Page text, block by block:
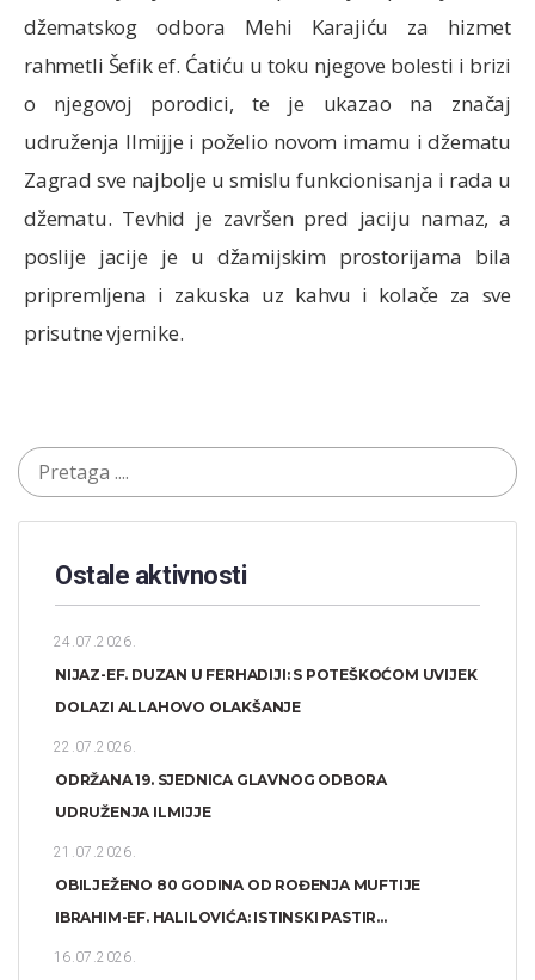
džematskog odbora Mehi Karajiću za hizmet
rahmetli Šefik ef. Ćatiću u toku njegove bolesti i brizi
o njegovoj porodici, te je ukazao na značaj
udruženja Ilmijje i poželio novom imamu i džematu
Zagrad sve najbolje u smislu funkcionisanja i rada u
džematu. Tevhid je završen pred jaciju namaz, a
poslije jacije je u džamijskim prostorijama bila
pripremljena i zakuska uz kahvu i kolače za sve
prisutne vjernike.
Ostale aktivnosti
24.07.2026.
NIJAZ-EF. DUZAN U FERHADIJI: S POTEŠKOĆOM UVIJEK
DOLAZI ALLAHOVO OLAKŠANJE
22.07.2026.
ODRŽANA 19. SJEDNICA GLAVNOG ODBORA
UDRUŽENJA ILMIJJE
21.07.2026.
OBILJEŽENO 80 GODINA OD ROĐENJA MUFTIJE
IBRAHIM-EF. HALILOVIĆA: ISTINSKI PASTIR...
16.07.2026.